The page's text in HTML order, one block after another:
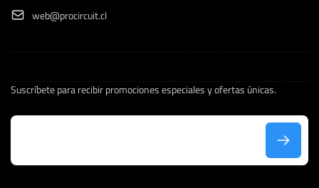
web@procircuit.cl
Suscríbete para recibir promociones especiales y ofertas únicas.
C